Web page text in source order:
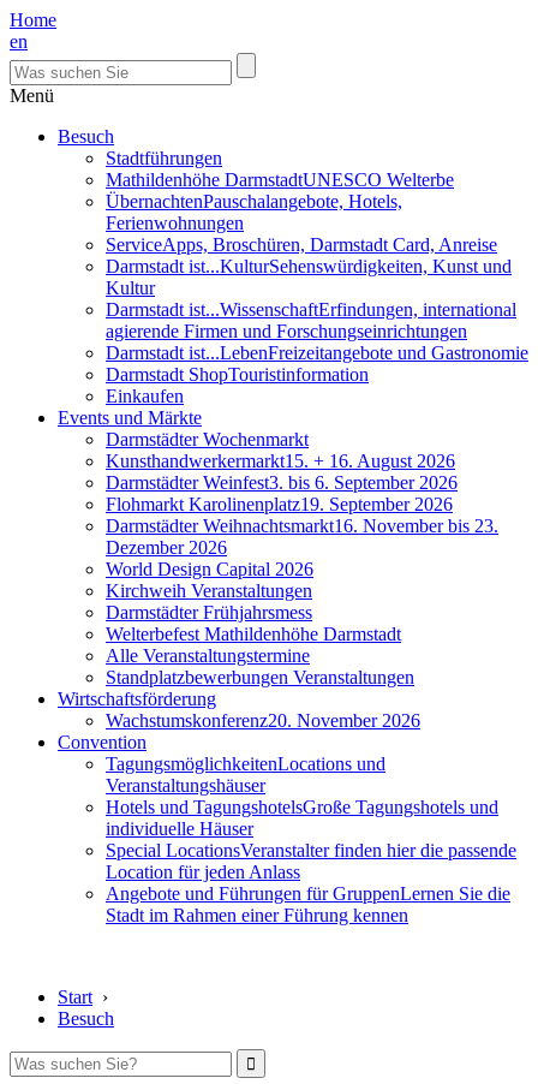
Home
en
Menü
Besuch
Stadtführungen
Mathildenhöhe DarmstadtUNESCO Welterbe
ÜbernachtenPauschalangebote, Hotels,
Ferienwohnungen
ServiceApps, Broschüren, Darmstadt Card, Anreise
Darmstadt ist...KulturSehenswürdigkeiten, Kunst und
Kultur
Darmstadt ist...WissenschaftErfindungen, international
agierende Firmen und Forschungseinrichtungen
Darmstadt ist...LebenFreizeitangebote und Gastronomie
Darmstadt ShopTouristinformation
Einkaufen
Events und Märkte
Darmstädter Wochenmarkt
Kunsthandwerkermarkt15. + 16. August 2026
Darmstädter Weinfest3. bis 6. September 2026
Flohmarkt Karolinenplatz19. September 2026
Darmstädter Weihnachtsmarkt16. November bis 23.
Dezember 2026
World Design Capital 2026
Kirchweih Veranstaltungen
Darmstädter Frühjahrsmess
Welterbefest Mathildenhöhe Darmstadt
Alle Veranstaltungstermine
Standplatzbewerbungen Veranstaltungen
Wirtschaftsförderung
Wachstumskonferenz20. November 2026
Convention
TagungsmöglichkeitenLocations und
Veranstaltungshäuser
Hotels und TagungshotelsGroße Tagungshotels und
individuelle Häuser
Special LocationsVeranstalter finden hier die passende
Location für jeden Anlass
Angebote und Führungen für GruppenLernen Sie die
Stadt im Rahmen einer Führung kennen
Start ›
Besuch